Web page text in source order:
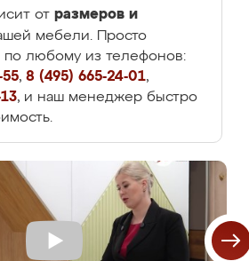
от размеров и
мебели. Просто
по любому из телефонов:
, 8 (495) 665-24-01,
, и наш менеджер быстро